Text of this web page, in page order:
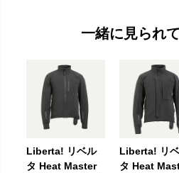
一緒に見られ
Liberta! リベル
タ Heat Master
Liberta! リ
タ Heat